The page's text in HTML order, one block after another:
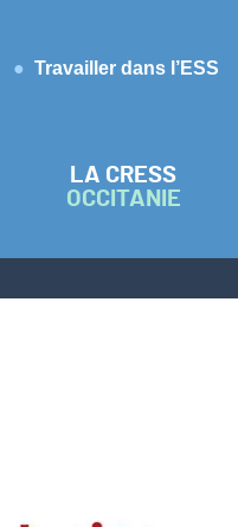
Travailler dans l’ESS
LA CRESS
OCCITANIE